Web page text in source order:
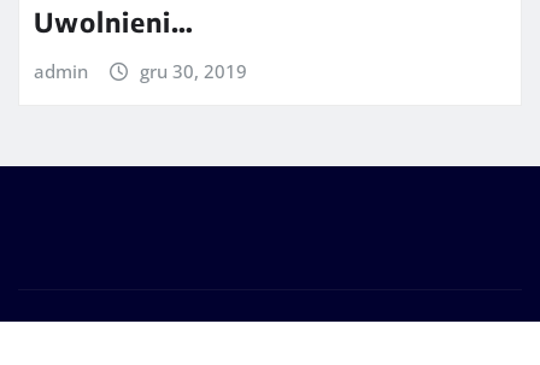
Uwolnieni…
admin gru 30, 2019